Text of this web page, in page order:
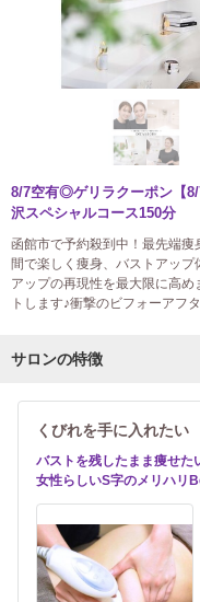
8/7空有◎ゲリラクーポン【
沢スペシャルコース150分
函館市で予約殺到中！最先端
間で楽しく痩身、バストアッ
アップの再現性を最大限に高
トします♪衝撃のビフォーアフ
サロンの特徴
くびれを手に入れたい
バストを残したまま痩せた
女性らしいS字のメリハリ